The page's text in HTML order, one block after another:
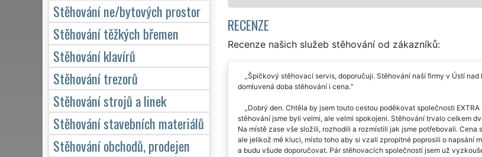
RECENZE
Recenze našich služeb stěhování od zákazníků:
Špičkový stěhovací servis, doporučuji. Stěhování naší firmy v Ústí
domluvená doba stěhování i cena.
Dobrý den. Chtěla by jsem touto cestou poděkovat společnosti
stěhování jsme byli velmi, ale velmi spokojeni. Stěhování trvalo celkem
Na místě zase vše složili, rozhodili a rozmístili jak jsme potřebovali.
ale jelikož mě kluci, místo toho aby si vzali zpropitné poprosili o napsání
a budu všude doporučovat. Pár stěhovacích společností jsem už
Stěhování ne/bytových prostor
Stěhování těžkých břemen
Stěhování klavírů
Stěhování trezorů
Stěhování strojů a linek
Stěhování stavebních materiálů
Stěhování obchodů, prodejen